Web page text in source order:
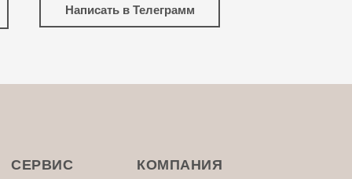
Написать в Телеграмм
КОМПАНИЯ
СЕРВИС